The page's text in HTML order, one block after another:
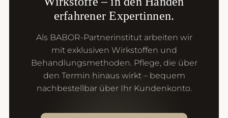
erfahrener Expertinnen.
Als BABOR-Partnerinstitut arbeiten wir
mit exklusiven Wirkstoffen und
Behandlungsmethoden. Pflege, die über
den Termin hinaus wirkt – bequem
nachbestellbar über Ihr Kundenkonto.